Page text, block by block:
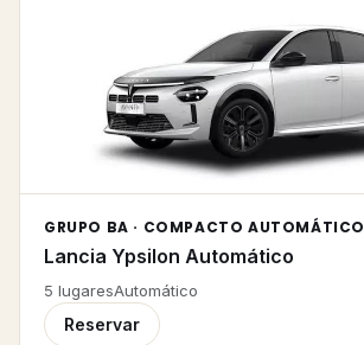
GRUPO BA · COMPACTO AUTOMÁTICO
Lancia Ypsilon Automático
5 lugaresAutomático
Reservar